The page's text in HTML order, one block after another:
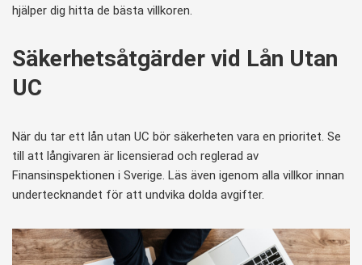
hjälper dig hitta de bästa villkoren.
Säkerhetsåtgärder vid Lån Utan
UC
När du tar ett lån utan UC bör säkerheten vara en prioritet. Se
till att långivaren är licensierad och reglerad av
Finansinspektionen i Sverige. Läs även igenom alla villkor innan
undertecknandet för att undvika dolda avgifter.